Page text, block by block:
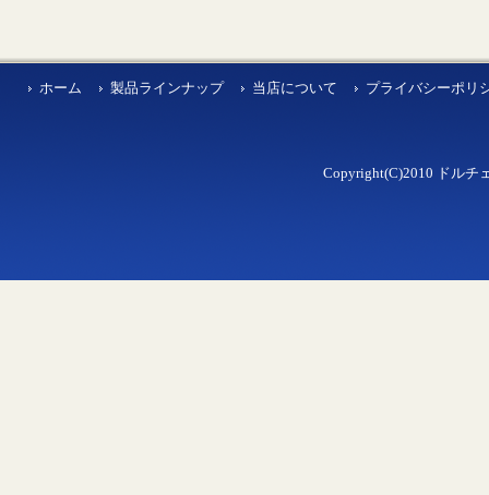
ホーム 製品ラインナップ 当店について プライバシーポリ
Copyright(C)2010 ドルチ